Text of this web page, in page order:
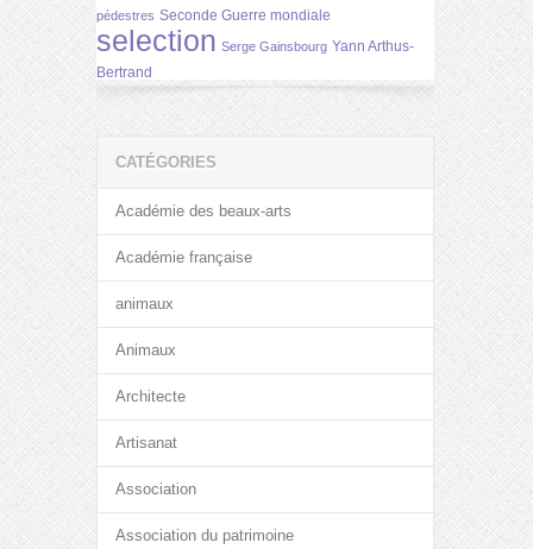
pédestres Seconde Guerre mondiale
selection Serge Gainsbourg Yann Arthus-
Bertrand
CATÉGORIES
Académie des beaux-arts
Académie française
animaux
Animaux
Architecte
Artisanat
Association
Association du patrimoine